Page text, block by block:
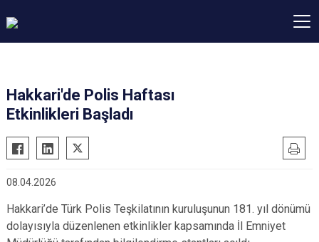
Hakkari'de Polis Haftası
Etkinlikleri Başladı
08.04.2026
Hakkari’de Türk Polis Teşkilatının kuruluşunun 181. yıl dönümü
dolayısıyla düzenlenen etkinlikler kapsamında İl Emniyet